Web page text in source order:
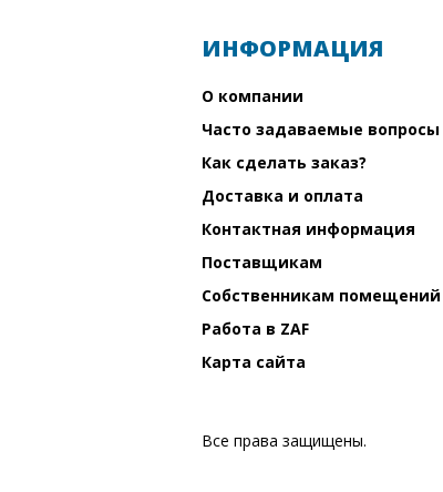
ИНФОРМАЦИЯ
О компании
Часто задаваемые вопросы
Как сделать заказ?
Доставка и оплата
Контактная информация
Поставщикам
Собственникам помещений
Работа в ZAF
Карта сайта
Все права защищены.